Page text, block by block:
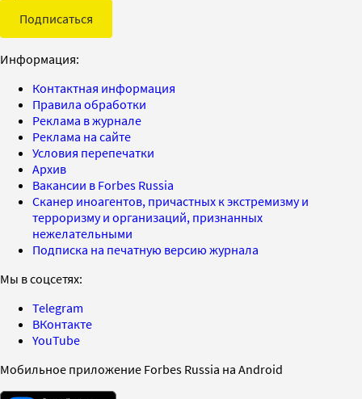
Подписаться
Информация:
Контактная информация
Правила обработки
Реклама в журнале
Реклама на сайте
Условия перепечатки
Архив
Вакансии в Forbes Russia
Сканер иноагентов, причастных к экстремизму и
терроризму и организаций, признанных
нежелательными
Подписка на печатную версию журнала
Мы в соцсетях:
Telegram
ВКонтакте
YouTube
Мобильное приложение Forbes Russia на Android